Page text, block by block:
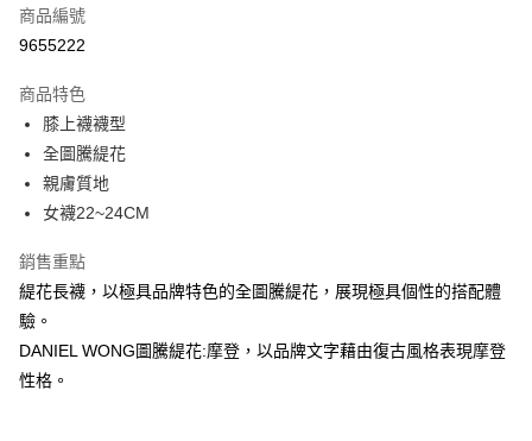
LINE Pay
ATM付款
運送方式
宅配
宅配(外島)
每筆NT$120，滿NT$5,000(含以上)免運費
商品編號
9655222
商品特色
膝上襪襪型
全圖騰緹花
親膚質地
女襪22~24CM
銷售重點
緹花長襪，以極具品牌特色的全圖騰緹花，展現極具個性的搭配體
驗。
DANIEL WONG圖騰緹花:摩登，以品牌文字藉由復古風格表現摩登
性格。